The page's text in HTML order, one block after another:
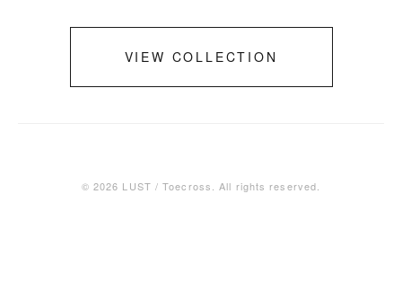
VIEW COLLECTION
© 2026 LUST / Toecross. All rights reserved.